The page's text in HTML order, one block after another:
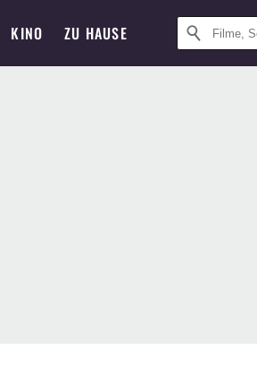
KINO ZU HAUSE